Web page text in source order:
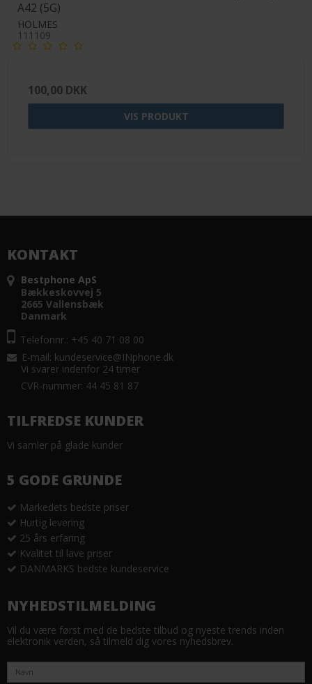
A42 (5G)
HOLMES
111109
100,00 DKK
VIS PRODUKT
KONTAKT
Bestphone ApS
Bækkeskovvej 5
2665 Vallensbæk
Danmark
Telefonnr.: +45 40 71 08 00
E-mail: kundeservice@INphone.dk
Vi svarer indenfor 24 timer
CVR-nummer: 44 45 81 87
TILFREDSE KUNDER
Vi samler på glade kunder
5 GODE GRUNDE
Markedets bedste priser
Hurtig levering
25 års erfaring
Kvalitet til lave priser
DANMARKS bedste kundeservice
NYHEDSTILMELDING
Vil du være først med de bedste tilbud og nyeste trends inden
elektronik verden, så tilmeld dig vores nyhedsbrev.